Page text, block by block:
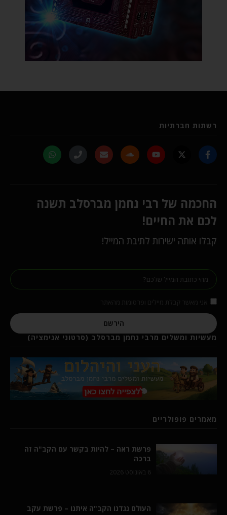
רשתות חברתיות
החכמה של רבי נחמן מברסלב תשנה
לכם את החיים!
קבלו אותה ישירות לתיבת המייל!
הירשם
מעשיות ומשלים מרבי נחמן מברסלב (סרטוני אנימציה)
מאמרים פופולריים
פרשת ראה – להיות בקשר עם הקב"ה זה
ברכה
6 באוגוסט 2026
העולם נגדנו הקב"ה איתנו – פרשת עקב